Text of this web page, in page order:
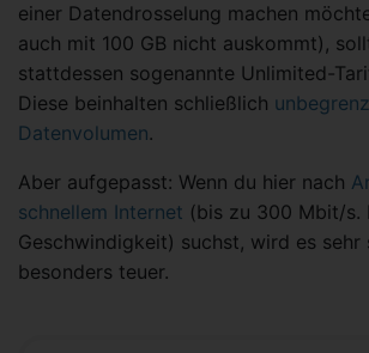
einer Datendrosselung machen
auch mit 100 GB nicht auskommt),
stattdessen sogenannte Unlimited-
Diese beinhalten schließlich
Datenvolumen.
Aber aufgepasst: Wenn du hier nach
schnellem Internet (bis zu 300 Mbit/s.
Geschwindigkeit) suchst, wird es sehr
besonders teuer.